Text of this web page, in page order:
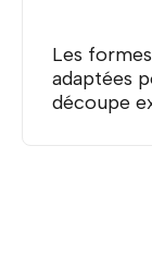
Les
adaptées
découpe